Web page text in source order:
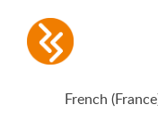
French